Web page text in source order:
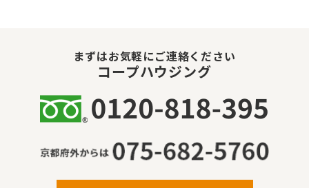
まずはお気軽にご連絡ください
コープハウジング